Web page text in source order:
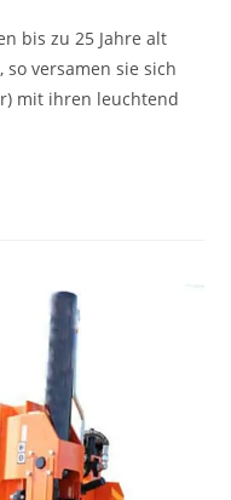
bis zu 25 Jahre alt
versamen sie sich
mit ihren leuchtend